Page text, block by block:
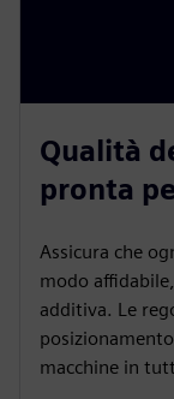
Qualità
pronta
Assicura che
modo
additiva. Le
macchine in